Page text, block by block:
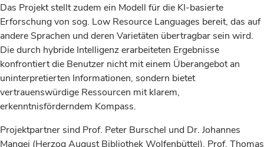
Das Projekt stellt zudem ein Modell für die KI-basierte
Erforschung von sog. Low Resource Languages bereit, das auf
andere Sprachen und deren Varietäten übertragbar sein wird.
Die durch hybride Intelligenz erarbeiteten Ergebnisse
konfrontiert die Benutzer nicht mit einem Überangebot an
uninterpretierten Informationen, sondern bietet
vertrauenswürdige Ressourcen mit klarem,
erkenntnisförderndem Kompass.
Projektpartner sind Prof. Peter Burschel und Dr. Johannes
Mangei (Herzog August Bibliothek Wolfenbüttel), Prof. Thomas